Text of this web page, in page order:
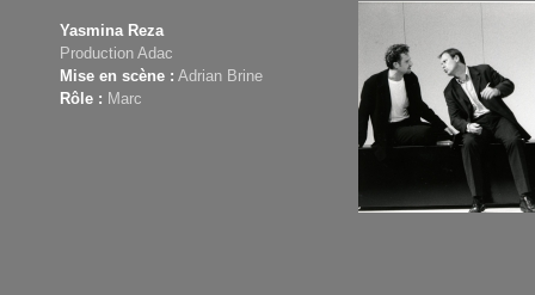
Yasmina Reza
Production Adac
Mise en scène : Adrian Brine
Rôle : Marc